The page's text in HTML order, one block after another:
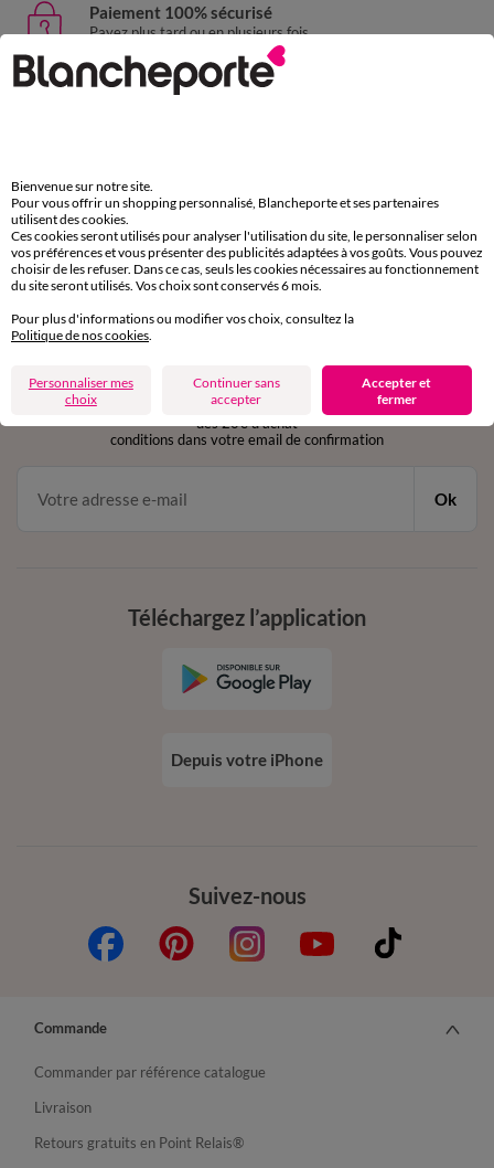
Paiement 100% sécurisé
Payez plus tard ou en plusieurs fois
Livraison express
sous 30 jours avec Mondial Relay uniquement
Service clients
par chat et par téléphone
de 8h00 à 20h00 du lundi au samedi
en vous inscrivant à la newsletter
dès 20€ d’achat
conditions dans votre email de confirmation
Ok
Suivez-nous
Téléchargez l’application
Depuis votre iPhone
Commande
Commander par référence catalogue
Livraison
Retours gratuits en Point Relais®
Bienvenue sur notre site.
Pour vous offrir un shopping personnalisé, Blancheporte et ses partenaires
utilisent des cookies.
Ces cookies seront utilisés pour analyser l'utilisation du site, le personnaliser selon
vos préférences et vous présenter des publicités adaptées à vos goûts. Vous pouvez
choisir de les refuser. Dans ce cas, seuls les cookies nécessaires au fonctionnement
du site seront utilisés. Vos choix sont conservés 6 mois.
Pour plus d'informations ou modifier vos choix, consultez la
Politique de nos cookies.
Personnaliser mes
choix
Continuer sans
accepter
Accepter et
fermer